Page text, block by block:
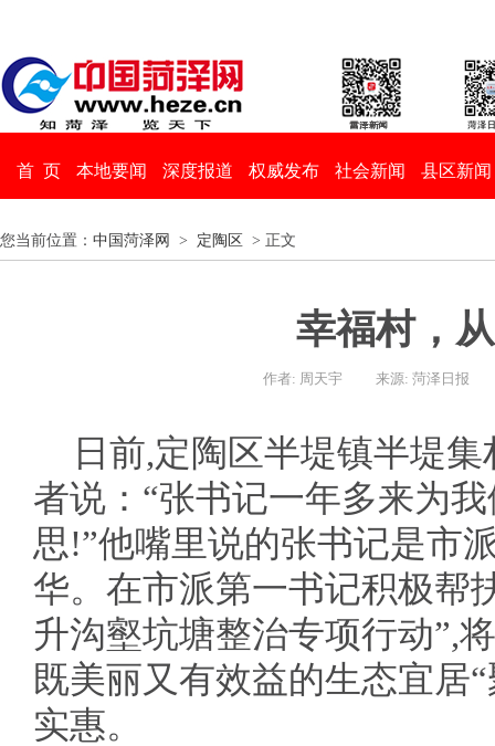
首 页 本地要闻 深度报道 权威发布 社会新闻 县区新闻
您当前位置： 中国菏泽网 > 定陶区 > 正文
幸福村，
作者: 周天宇 来源: 菏泽日报
日前,定陶区半堤镇半堤
者说：“张书记一年多来为
思!”他嘴里说的张书记是市
华。在市派第一书记积极帮
升沟壑坑塘整治专项行动”,
既美丽又有效益的生态宜居
实惠。